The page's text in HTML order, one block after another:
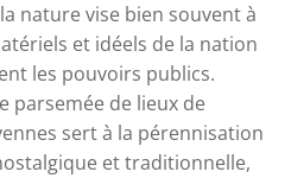
nature vise bien souvent à
et idéels de la nation
les pouvoirs publics.
parsemée de lieux de
sert à la pérennisation
et traditionnelle,